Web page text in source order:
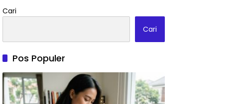
Cari
Cari
Pos Populer